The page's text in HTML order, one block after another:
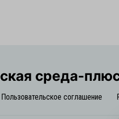
cреда-
Пользовательское соглашение